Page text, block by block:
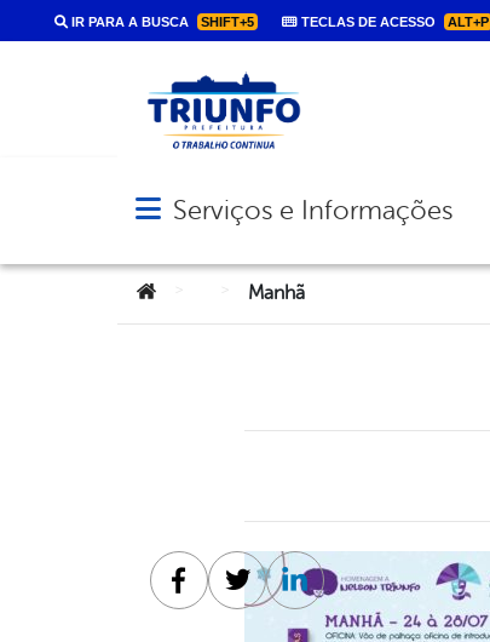
IR PARA A BUSCA SHIFT+5 TECLAS DE ACESSO ALT+P
Abrir menu principal de navegação
Serviços e Informações
Você está aqui:Manhã
Facebook
TwitterLinkedin